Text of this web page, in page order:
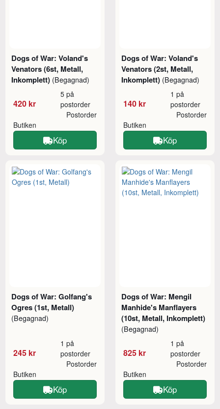
Dogs of War: Voland's
Venators (6st, Metall,
Inkomplett) (Begagnad)
420 kr
5 på
postorder
Butiken
Postorder
Köp
Dogs of War: Voland's
Venators (2st, Metall,
Inkomplett) (Begagnad)
140 kr
1 på
postorder
Butiken
Postorder
Köp
Dogs of War: Golfang's
Ogres (1st, Metall)
(Begagnad)
245 kr
1 på
postorder
Butiken
Postorder
Köp
Dogs of War: Mengil
Manhide's Manflayers
(10st, Metall, Inkomplett)
(Begagnad)
825 kr
1 på
postorder
Butiken
Postorder
Köp